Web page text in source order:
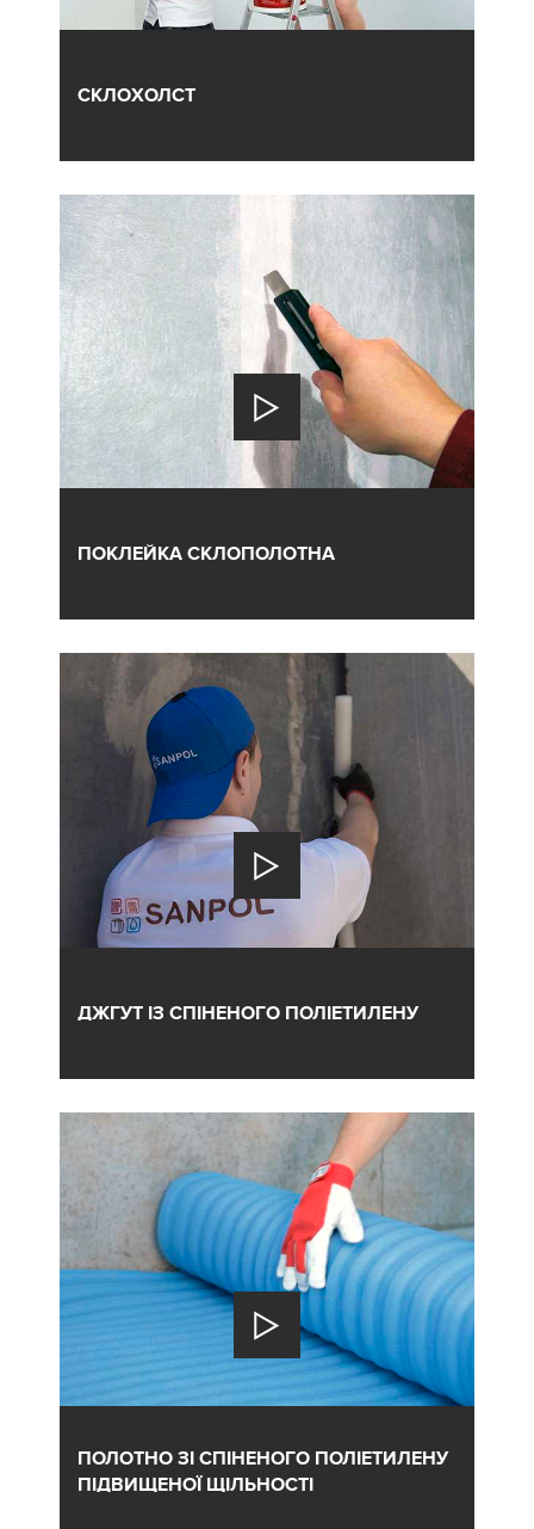
СКЛОХОЛСТ
ПОКЛЕЙКА СКЛОПОЛОТНА
ДЖГУТ ІЗ СПІНЕНОГО ПОЛІЕТИЛЕНУ
ПОЛОТНО ЗІ СПІНЕНОГО ПОЛІЕТИЛЕНУ
ПІДВИЩЕНОЇ ЩІЛЬНОСТІ